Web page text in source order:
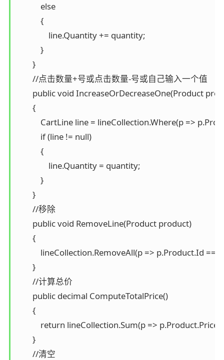
            else
            {
                line.Quantity += quantity;
            }
        }
        //点击数量+号或点击数量-号或自己输入一个值
public void IncreaseOrDecreaseOne(Product
        {
CartLine line = lineCollection.Where(p =>
            if (line != null)
            {
                line.Quantity = quantity;
            }
        }
        //移除
        public void RemoveLine(Product product)
        {
lineCollection.RemoveAll(p => p.Product.Id ==
        }
        //计算总价
        public decimal ComputeTotalPrice()
        {
return lineCollection.Sum(p =>
        }
        //清空